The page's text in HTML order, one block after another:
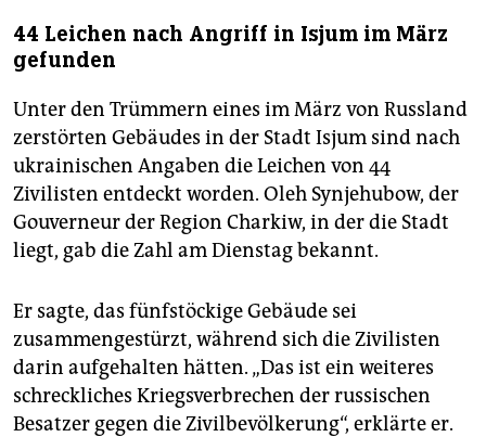
44 Leichen nach Angriff in Isjum im März
gefunden
Unter den Trümmern eines im März von Russland
zerstörten Gebäudes in der Stadt Isjum sind nach
ukrainischen Angaben die Leichen von 44
Zivilisten entdeckt worden. Oleh Synjehubow, der
Gouverneur der Region Charkiw, in der die Stadt
liegt, gab die Zahl am Dienstag bekannt.
Er sagte, das fünfstöckige Gebäude sei
zusammengestürzt, während sich die Zivilisten
darin aufgehalten hätten. „Das ist ein weiteres
schreckliches Kriegsverbrechen der russischen
Besatzer gegen die Zivilbevölkerung“, erklärte er.